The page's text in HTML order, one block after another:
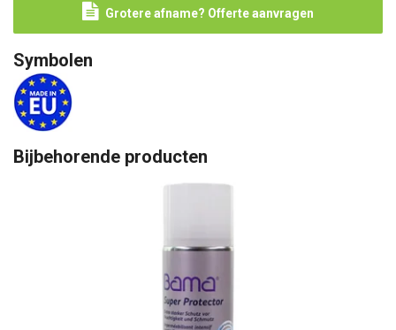
Grotere afname? Offerte aanvragen
Symbolen
Bijbehorende producten